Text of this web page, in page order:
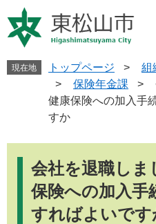
ー
ジ
ニ
ュ
現在地 トップページ > 組
>
保険年金課 >
健康保険への加入手
すか
会社を退職しま
保険への加入手
すればよいです